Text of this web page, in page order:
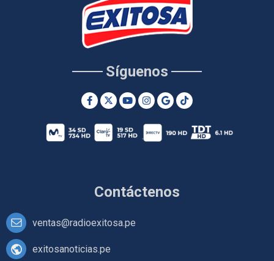
Contáctenos
ventas@radioexitosa.pe
exitosanoticias.pe
Síguenos